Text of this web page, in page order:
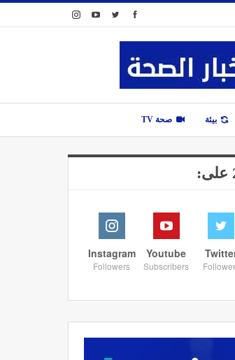
بيئة صحة TV
Youtube
Subscribers
Instagram
Followers